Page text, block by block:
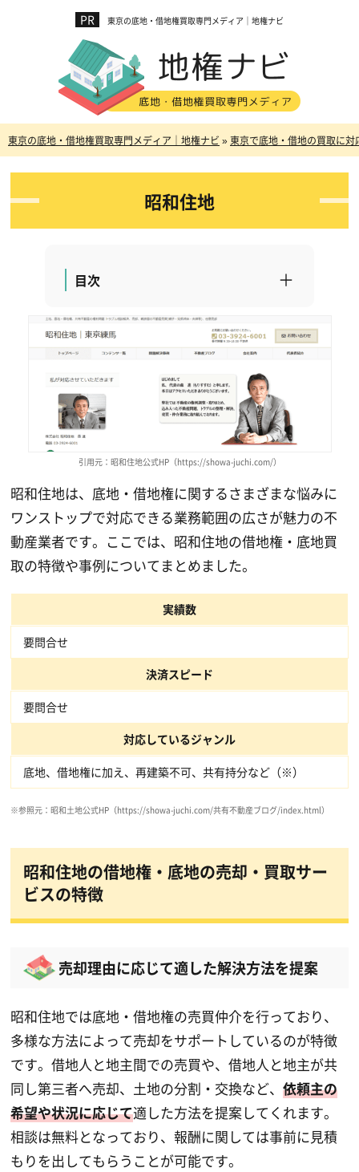
東京の底地・借地権買取専門メディア｜地権ナビ
東京の底地・借地権買取専門メディア｜地権ナビ »東京で底地・借地の買取に対
昭和住地
目次
引用元：昭和住地公式HP（https://showa-juchi.com/）
昭和住地は、底地・借地権に関するさまざまな悩みに
ワンストップで対応できる業務範囲の広さが魅力の不
動産業者です。ここでは、昭和住地の借地権・底地買
取の特徴や事例についてまとめました。
実績数
要問合せ
決済スピード
要問合せ
対応しているジャンル
底地、借地権に加え、再建築不可、共有持分など（※）
※参照元：昭和土地公式HP（https://showa-juchi.com/共有不動産ブログ/index.html）
昭和住地の借地権・底地の売却・買取サー
ビスの特徴
売却理由に応じて適した解決方法を提案
昭和住地では底地・借地権の売買仲介を行っており、
多様な方法によって売却をサポートしているのが特徴
です。借地人と地主間での売買や、借地人と地主が共
同し第三者へ売却、土地の分割・交換など、依頼主の
希望や状況に応じて適した方法を提案してくれます。
相談は無料となっており、報酬に関しては事前に見積
もりを出してもらうことが可能です。